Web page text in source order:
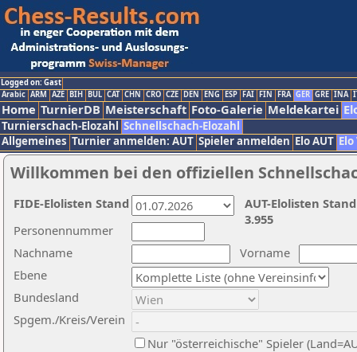
Logged on: Gast
Arabic ARM AZE BIH BUL CAT CHN CRO CZE DEN ENG ESP FAI FIN FRA GER GRE INA
Home TurnierDB Meisterschaft Foto-Galerie Meldekartei
Turnierschach-Elozahl Schnellschach-Elozahl
Allgemeines Turnier anmelden: AUT Spieler anmelden Elo AUT
Willkommen bei den offiziellen
Nachname
Vorname
Ebene
Personennummer
Bundesland
Spgem./Kreis/Verein
Nur "österreichische" Spieler
AUT-Elolisten
3.955
FIDE-Elolisten Stand